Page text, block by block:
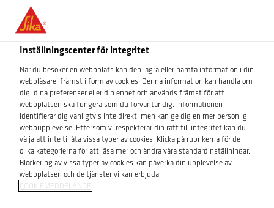
Sök produkt
Sök med namn/artikelnummer/
EAN
Inställningscenter för integritet
När du besöker en webbplats kan den lagra eller hämta information i din
webbläsare, främst i form av cookies. Denna information kan handla om
dig, dina preferenser eller din enhet och används främst för att
webbplatsen ska fungera som du förväntar dig. Informationen
identifierar dig vanligtvis inte direkt, men kan ge dig en mer personlig
webbupplevelse. Eftersom vi respekterar din rätt till integritet kan du
välja att inte tillåta vissa typer av cookies. Klicka på rubrikerna för de
olika kategorierna för att läsa mer och ändra våra standardinställningar.
Blockering av vissa typer av cookies kan påverka din upplevelse av
webbplatsen och de tjänster vi kan erbjuda.
COOKIEMEDDELANDE